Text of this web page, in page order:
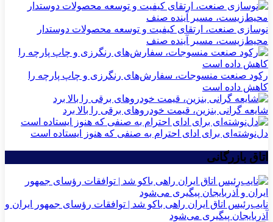
نوسازی صنعت، ارتقای کیفیت و توسعه محصولات دوستدار
محیط‌زیست، مسیر آینده صنف
رکود صنعت منسوجات، سفارش‌های رنگرزی و چاپ پارچه را
کاهش داده است
شایعه گرانی بنزین، قیمت خودروهای برقی را بالا برد
دل‌نوشته‌ای برای ادای احترام به صنفی که هنوز ایستاده است
اتاق بازرگانی
نایب‌رئیس اتاق ایران راهی باکو شد | توافقات رؤسای جمهور ایران و
آذربایجان پیگیری می‌شود